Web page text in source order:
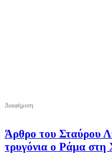
Άρθρο του Σταύρου
τρυγόνια ο Ράμα στη